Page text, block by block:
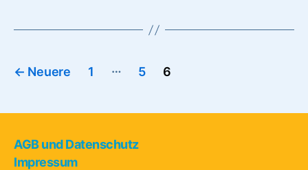
Nomaden”
Seitennummerierung
Beiträge
← Neuere 1 … 5 6
AGB und Datenschutz
Impressum